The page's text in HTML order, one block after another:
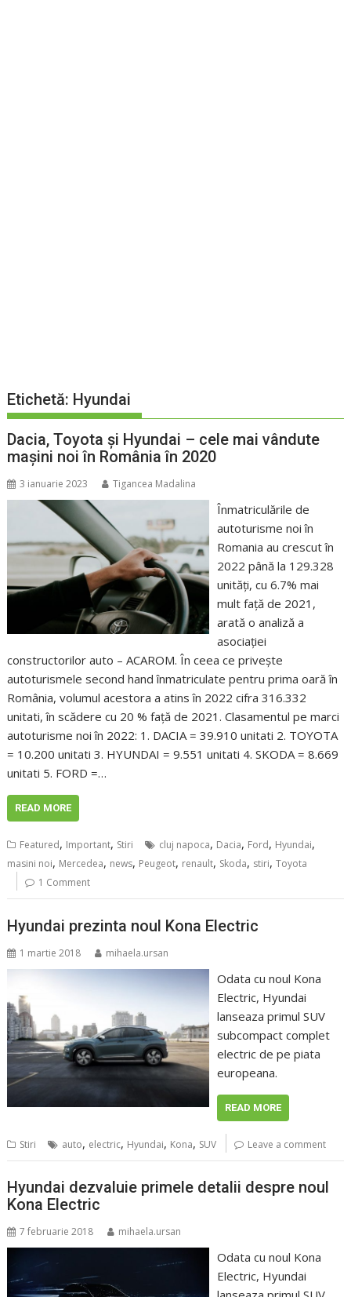
Etichetă: Hyundai
Dacia, Toyota și Hyundai – cele mai vândute
mașini noi în România în 2020
3 ianuarie 2023 Tigancea Madalina
Înmatriculările de
autoturisme noi în
Romania au crescut în
2022 până la 129.328
unități, cu 6.7% mai
mult față de 2021,
arată o analiză a
asociației
constructorilor auto – ACAROM. În ceea ce privește
autoturismele second hand înmatriculate pentru prima oară în
România, volumul acestora a atins în 2022 cifra 316.332
unitati, în scădere cu 20 % față de 2021. Clasamentul pe marci
autoturisme noi în 2022: 1. DACIA = 39.910 unitati 2. TOYOTA
= 10.200 unitati 3. HYUNDAI = 9.551 unitati 4. SKODA = 8.669
unitati 5. FORD =…
READ MORE
Featured, Important, Stiri cluj napoca, Dacia, Ford, Hyundai,
masini noi, Mercedea, news, Peugeot, renault, Skoda, stiri,Toyota
1 Comment
Hyundai prezinta noul Kona Electric
1 martie 2018 mihaela.ursan
Odata cu noul Kona
Electric, Hyundai
lanseaza primul SUV
subcompact complet
electric de pe piata
europeana.
READ MORE
Stiri auto, electric, Hyundai, Kona, SUV Leave a comment
Hyundai dezvaluie primele detalii despre noul
Kona Electric
7 februarie 2018 mihaela.ursan
Odata cu noul Kona
Electric, Hyundai